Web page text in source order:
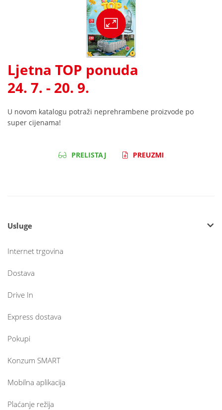
Ljetna TOP ponuda
24. 7. - 20. 9.
U novom katalogu potraži neprehrambene proizvode po
super cijenama!
PRELISTAJ PREUZMI
Usluge
Internet trgovina
Dostava
Drive In
Express dostava
Pokupi
Konzum SMART
Mobilna aplikacija
Plaćanje režija